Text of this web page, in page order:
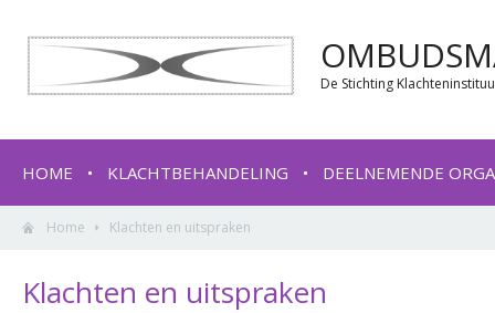
De Stichting
HOME KLACHTBEHANDELING DEELNEMENDE
Home Klachten en uitspraken
Klachten en uitspraken